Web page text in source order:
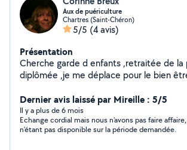
Aux de puériculture
Chartres (Saint-Chéron)
5/5 (4 avis)
Présentation
Cherche garde d enfants ,retraitée de la petite enfance
diplômée ,je me déplace pour le bien être de l enfant
jardin Cordialement corinne
Dernier avis laissé par Mireille : 5/5
Il y a plus de 6 mois
Echange cordial mais nous n'avons pas faire
n'étant pas disponible sur la période demandée.